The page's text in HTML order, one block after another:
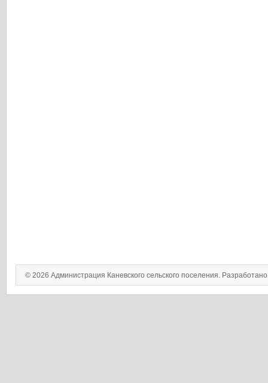
© 2026 Администрация Каневского сельского поселения.